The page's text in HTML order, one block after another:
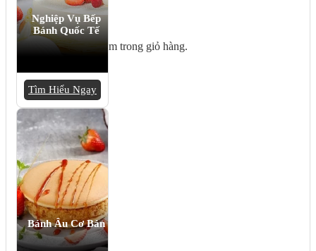
Giỏ hàng
Chưa có sản phẩm trong giỏ hàng.
Nghiệp Vụ Bếp
Bánh Quốc Tế
Tìm Hiểu Ngay
Bánh Âu Cơ Bản